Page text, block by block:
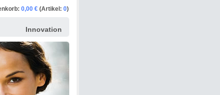
Innovation
0,00 € (Artikel: 0)